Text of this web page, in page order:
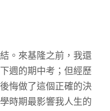
。來基隆之前，我還
週的期中考；但經歷
悔做了這個正確的決
時期最影響我人生的